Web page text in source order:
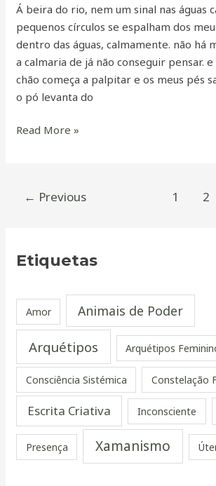
Etiquetas
Amor Animais de Poder
Arquétipos Arquétipos
Consciência Sistémica Constelação
Escrita Criativa Inconsciente
Presença Xamanismo
Á beira do rio, nem um sinal nas águas
pequenos círculos se espalham dos
dentro das águas, calmamente. não há
a calmaria de já não conseguir pensar.
chão começa a palpitar e os meus pés
o pó levanta do
Read More »
← Previous 1 2